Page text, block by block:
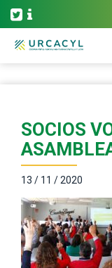
SOCIOS
13 / 11 / 2020